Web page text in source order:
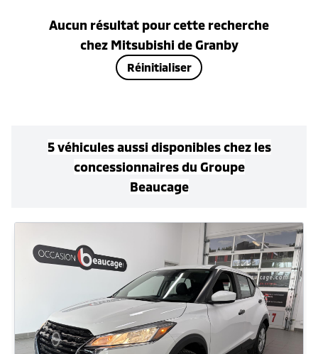
Aucun résultat pour cette recherche
chez Mitsubishi de Granby
Réinitialiser
5véhicules aussi disponibles chez les
concessionnaires du Groupe
Beaucage